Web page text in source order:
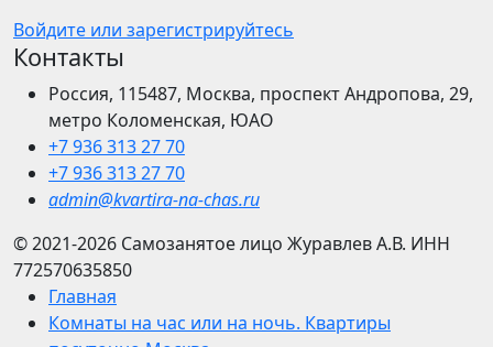
Войдите или зарегистрируйтесь
Контакты
Россия, 115487, Москва, проспект Андропова, 29,
метро Коломенская, ЮАО
+7 936 313 27 70
+7 936 313 27 70
admin@kvartira-na-chas.ru
© 2021-2026 Самозанятое лицо Журавлев А.В. ИНН
772570635850
Главная
Комнаты на час или на ночь. Квартиры